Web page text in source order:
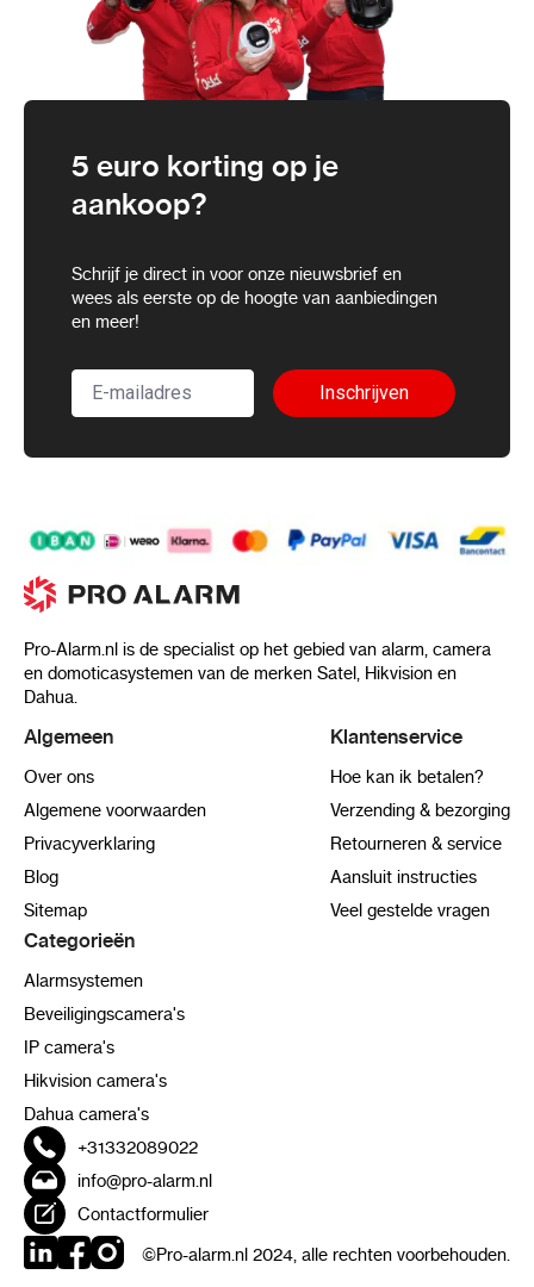
5 euro korting op je
aankoop?
Schrijf je direct in voor onze nieuwsbrief en
wees als eerste op de hoogte van aanbiedingen
en meer!
Inschrijven
Pro-Alarm.nl is de specialist op het gebied van alarm, camera
en domoticasystemen van de merken Satel, Hikvision en
Dahua.
Algemeen
Over ons
Algemene voorwaarden
Privacyverklaring
Blog
Sitemap
Klantenservice
Hoe kan ik betalen?
Verzending & bezorging
Retourneren & service
Aansluit instructies
Veel gestelde vragen
Categorieën
Alarmsystemen
Beveiligingscamera's
IP camera's
Hikvision camera's
Dahua camera's
+31332089022
info@pro-alarm.nl
Contactformulier
©Pro-alarm.nl 2024, alle rechten voorbehouden.